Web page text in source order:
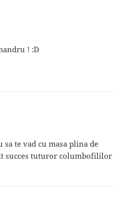
! :D
sa te vad cu masa plina de
succes tuturor columbofililor